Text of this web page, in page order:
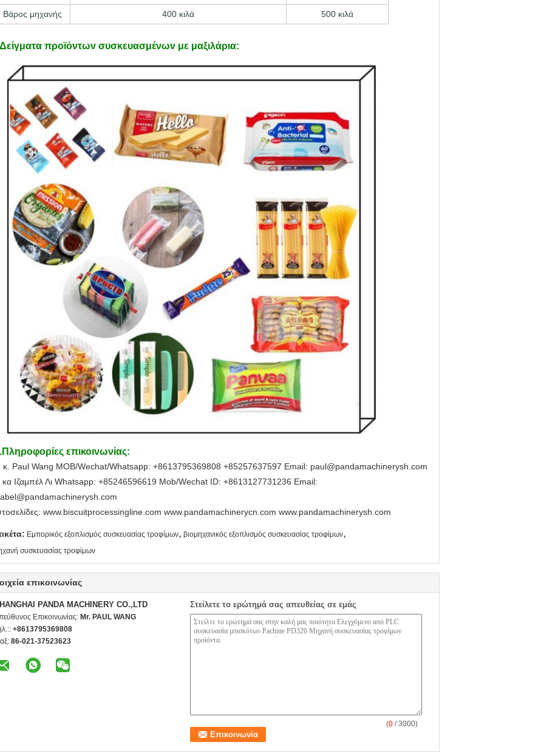
Βάρος μηχανής
400 κιλά 500 κιλά
προϊόντων συσκευασμένων με μαξιλάρια:
Πληροφορίες επικοινωνίας:
Paul Wang MOB/Wechat/Whatsapp: +8613795369808 +85257637597 Email: paul@pandamachinerysh.com
Ιζαμπέλ Λι Whatsapp: +85246596619 Mob/Wechat ID: +8613127731236 Email:
www.biscuitprocessingline.com www.pandamachinerycn.com www.pandamachinerysh.com
Εμπορικός εξοπλισμός συσκευασίας τροφίμων, βιομηχανικός εξοπλισμός συσκευασίας τροφίμων,
συσκευασίας τροφίμων
επικοινωνίας
PANDA MACHINERY CO.,LTD
Επικοινωνίας: Mr. PAUL WANG
+8613795369808
86-021-37523623
Στείλετε το ερώτημά σας απευθείας σε εμάς
(0 / 3000)